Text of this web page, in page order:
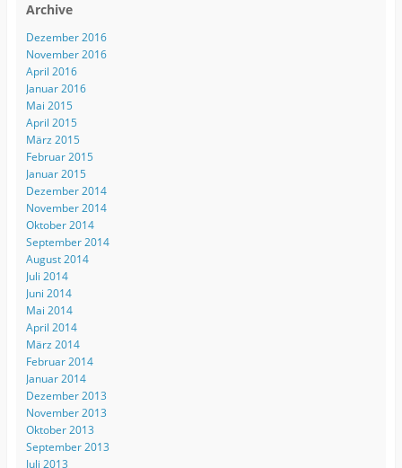
Archive
Dezember 2016
November 2016
April 2016
Januar 2016
Mai 2015
April 2015
März 2015
Februar 2015
Januar 2015
Dezember 2014
November 2014
Oktober 2014
September 2014
August 2014
Juli 2014
Juni 2014
Mai 2014
April 2014
März 2014
Februar 2014
Januar 2014
Dezember 2013
November 2013
Oktober 2013
September 2013
Juli 2013